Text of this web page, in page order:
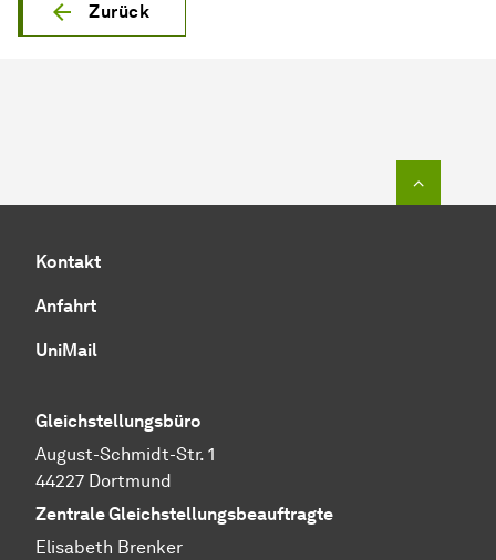
Zurück
Kontakt
Anfahrt
UniMail
Gleichstellungsbüro
August-Schmidt-Str. 1
44227 Dortmund
Zentrale Gleichstellungsbeauftragte
Elisabeth Brenker